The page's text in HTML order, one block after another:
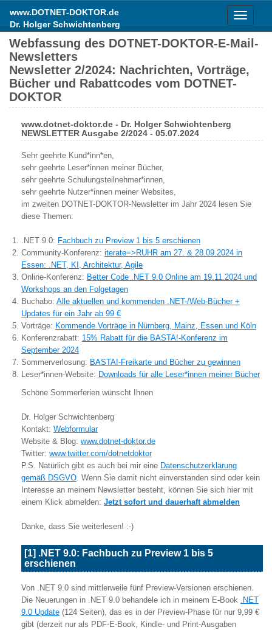
Toggle
www.DOTNET-DOKTOR.de
Dr. Holger Schwichtenberg
Webfassung des DOTNET-DOKTOR-E-Mail-
Newsletters
Newsletter 2/2024: Nachrichten, Vorträge,
Bücher und Rabattcodes vom DOTNET-
DOKTOR
www.dotnet-doktor.de - Dr. Holger Schwichtenberg
NEWSLETTER Ausgabe 2/2024 - 05.07.2024
Sehr geehrte Kund*inn*en,
sehr geehrte Leser*innen meiner Bücher,
sehr geehrte Schulungsteilnehmer*innen,
sehr geehrte Nutzer*innen meiner Websites,
im zweiten DOTNET-DOKTOR-Newsletter im Jahr 2024 lesen Sie
diese Themen:
.NET 9.0: Fachbuch zu Preview 1 bis 5 erschienen
Community-Konferenz: iterate=>RUHR am 27. & 28.09.2024 in
Essen: .NET, KI, Architektur, Agile
Online-Konferenz: Better Code .NET 9.0 Online am 19.11.2024 und
Workshops an den Folgetagen
Buchabo: Alle aktuellen und kommenden .NET-/Web-Bücher +
Updates für ein Jahr ab 99 €
Vorträge: Kommende Vorträge in Nürnberg, Mainz, Essen und Köln
Konferenzrabatt: 15% Rabatt für die BASTA!-Konferenz im
September 2024
Sommerverlosung: BASTA!-Freikarte und Bücher zu gewinnen
Leser*innen-Website: Downloads für alle Leser*innen meiner Bücher
Schöne Sommerferien wünscht Ihnen
Dr. Holger Schwichtenberg
Kontakt: Webformular
Website & Blog: www.dotnet-doktor.de
Twitter: www.twitter.com/dotnetdoktor
P.S. Natürlich gibt es auch bei mir eine Datenschutzerklärung
gemäß DSGVO. Wenn Sie damit nicht einverstanden sind oder kein
Interesse an meinem Newsletter besteht, können Sie sich hier mit
einem Klick abmelden: Jetzt sofort und dauerhaft abmelden
Danke, dass Sie weiterlesen! :-)
[1] .NET 9.0: Fachbuch zu Preview 1 bis 5
erschienen
Von .NET 9.0 sind mittlerweile fünf Preview-Versionen erschienen.
Die Neuerungen in .NET 9.0 behandele ich in meinem E-Book .NET
9.0 Update (124 Seiten), das es in der Preview-Phase für nur 9,99 €
gibt (derzeit nur als PDF-E-Book, Kindle- und Print-Ausgaben